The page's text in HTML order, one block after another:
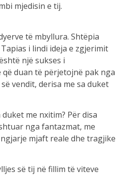
mjedisin e tij.
të mbyllura. Shtëpia
i lindi ideja e zgjerimit
një sukses i
duan të përjetojnë pak nga
vendit, derisa me sa duket
me nxitim? Për disa
nga fantazmat, me
mjaft reale dhe tragjike
së tij në fillim të viteve